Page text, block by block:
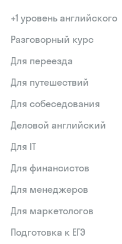
+1 уровень английского
Разговорный курс
Для переезда
Для путешествий
Для собеседования
Деловой английский
Для IT
Для финансистов
Для менеджеров
Для маркетологов
Подготовка к ЕГЭ